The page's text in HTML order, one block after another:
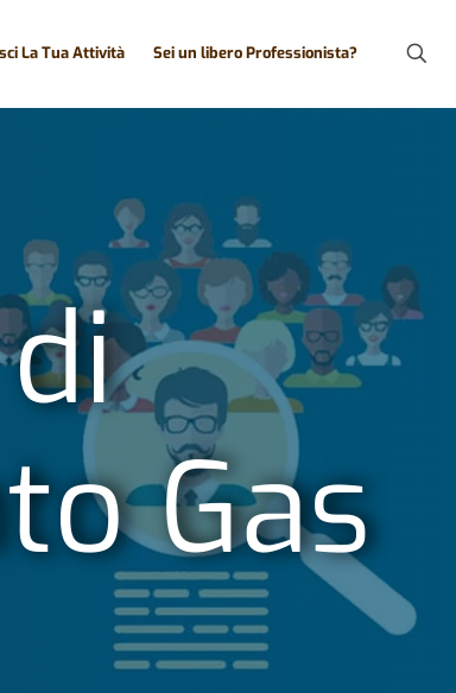
La Tua Attività Sei un libero Professionista?
Gas